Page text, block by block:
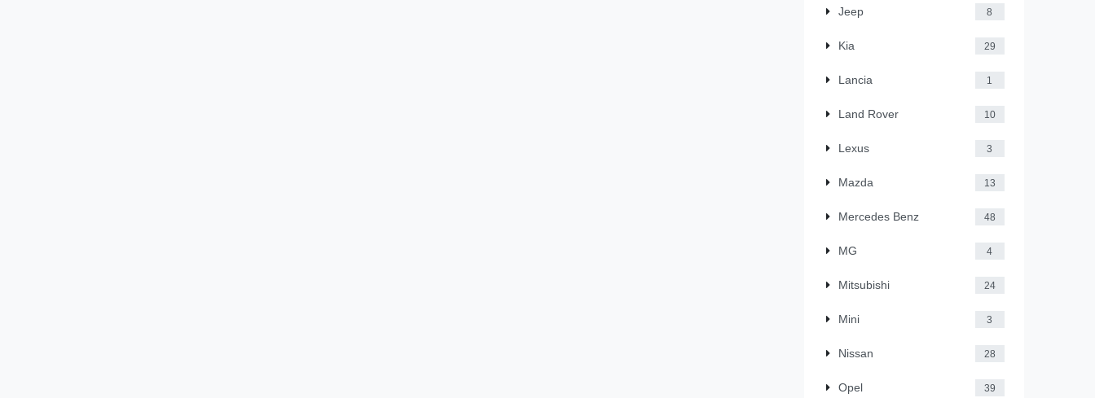
Jeep 8
Kia 29
Lancia 1
Land Rover 10
Lexus 3
Mazda 13
Mercedes Benz 48
MG 4
Mitsubishi 24
Mini 3
Nissan 28
Opel 39